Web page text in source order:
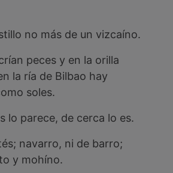
no más de un vizcaíno.
peces y en la orilla
la ría de Bilbao hay
soles.
lo parece, de cerca lo es.
navarro, ni de barro;
y mohíno.